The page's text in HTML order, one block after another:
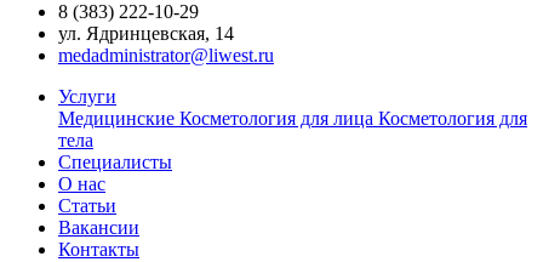
8 (383) 222-10-29
ул. Ядринцевская, 14
medadministrator@liwest.ru
Услуги
Медицинские Косметология для лица Косметология для
тела
Специалисты
О нас
Статьи
Вакансии
Контакты